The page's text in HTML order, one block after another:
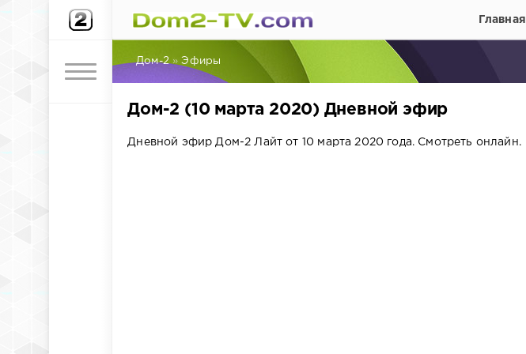
Главная
Дом-2 »Эфиры
Дом-2 (10 марта 2020) Дневной эфир
Дневной эфир Дом-2 Лайт от 10 марта 2020 года. Смотреть онлайн.